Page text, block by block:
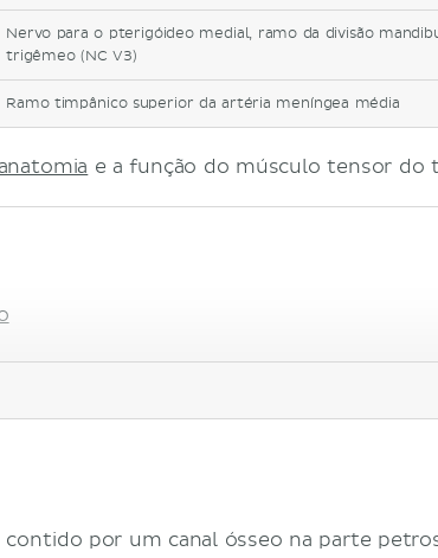
Nervo para o pterigóideo medial, ramo da divisão
trigêmeo (NC V3)
Ramo timpânico superior da artéria meníngea média
anatomia e a função do músculo tensor do
por um canal ósseo na parte